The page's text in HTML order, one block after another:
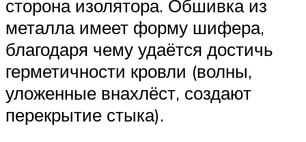
сторона изолятора. Обшивка из
металла имеет форму шифера,
благодаря чему удаётся достичь
герметичности кровли (волны,
уложенные внахлёст, создают
перекрытие стыка).